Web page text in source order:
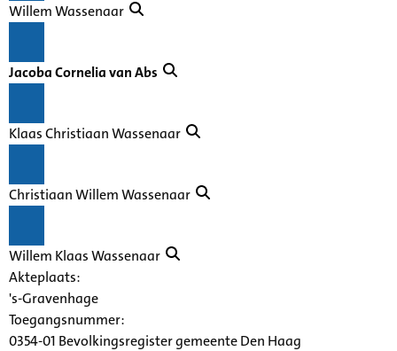
Willem Wassenaar
Jacoba Cornelia van Abs
Klaas Christiaan Wassenaar
Christiaan Willem Wassenaar
Willem Klaas Wassenaar
Akteplaats:
's-Gravenhage
Toegangsnummer:
0354-01 Bevolkingsregister gemeente Den Haag